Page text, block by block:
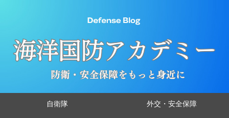
自衛隊
外交・安全保障